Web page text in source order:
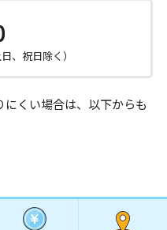
、祝日除く）
くい場合は、以下からも